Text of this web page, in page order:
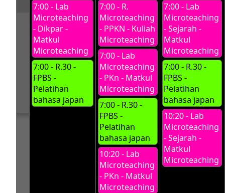
7:00 - Lab
Microteaching
- Dikpar -
Matkul
Microteaching
7:00 - R.30 -
FPBS -
Pelatihan
bahasa japan
7:00 - R.
Microteaching
- PPKN - Kuliah
Microteaching
7:00 - Lab
Microteaching
- PKn - Matkul
Microteaching
7:00 - R.30 -
FPBS -
Pelatihan
bahasa japan
10:20 - Lab
Microteaching
- PKn - Matkul
Microteaching
7:00 - Lab
Microteaching
- Sejarah -
Matkul
Microteaching
7:00 - R.30 -
FPBS -
Pelatihan
bahasa japan
10:20 - Lab
Microteaching
- Sejarah -
Matkul
Microteaching